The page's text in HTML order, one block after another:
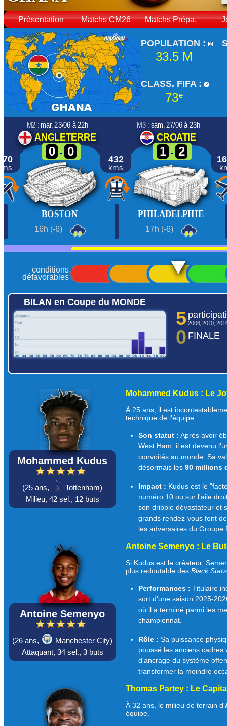
Présentation Matchs CM26 Matchs Prépa.
POPULATION :
33.5 M
CLASS. FIFA :
73e
432
kms
M2 : mar. 23/06 à 22h
ANGLETERRE
0 - 0
BOSTON
16h (-6)
M3 : sam. 27/06 à 23h
CROATIE
1 - 2
PHILADELPHIE
17h (-6)
conditions
défavorables
BILAN en Coupe du MONDE
5 2006, 2010,
0 FINALE
Mohammed Kudus
(25 ans,
Tottenham)
Milieu, 42 sel., 12 buts
Mohammed Kudus : Le
À 25 ans, il est
technique de l'équipe.
Son statut : Après avoir
West Ham, il est devenu
convoités au monde. Sa
désormais les90 millions
Impact : Kudus est le
numéro 10 ou sur l'aile
son dribble dévastateur et
grands rendez-vous font
les adversaires du Groupe
Antoine Semenyo
(26 ans,
Manchester City)
Attaquant, 34 sel., 3 buts
Antoine Semenyo : Le
Si Kudus est le créateur,
plus redoutable des Black Stars
Performances : Titulaire
sort d'une saison 2025-
où il a terminé parmi les
championnat.
Rôle : Sa puissance
poussé les anciens
d'ancrage du système
transformer la moindre
Thomas Partey : Le
À 32 ans, le milieu de terrain d'
équipe.